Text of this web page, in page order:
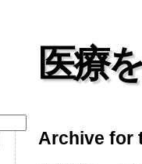
医療
Archive for